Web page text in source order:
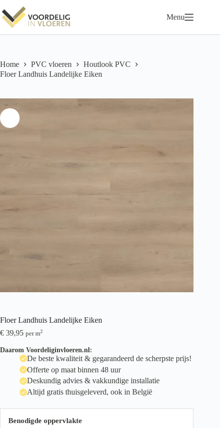
naar
de
inhoud
Menu
Home PVC vloeren
Houtlook PVC
Floer Landhuis Landelijke Eiken
Floer Landhuis Landelijke Eiken
€ 39,95 per m2
Daarom Voordeliginvloeren.nl:
De beste kwaliteit & gegarandeerd de scherpste prijs!
Offerte op maat binnen 48 uur
Deskundig advies & vakkundige installatie
Altijd gratis thuisgeleverd, ook in België
Benodigde oppervlakte